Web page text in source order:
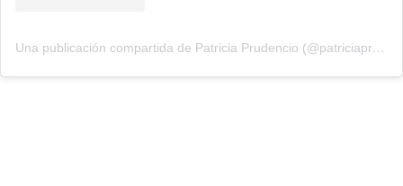
Una publicación compartida de Patricia Prudencio (@patriciaprudencio98)